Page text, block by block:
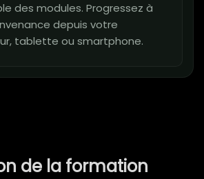
des modules. Progressez à
depuis votre
tablette ou smartphone.
de la formation